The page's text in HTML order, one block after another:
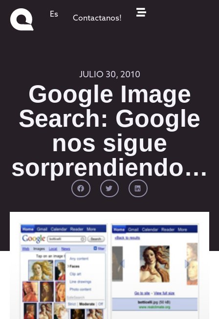
Es Contactanos!
JULIO 30, 2010
Google Image
Search: Google
nos sigue
sorprendiendo…